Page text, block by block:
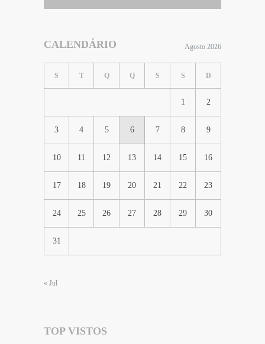
CALENDÁRIO Agosto 2026
S T Q Q S S D
1 2
3 4 5 6 7 8 9
10 11 12 13 14 15 16
17 18 19 20 21 22 23
24 25 26 27 28 29 30
31
« Jul
TOP VISTOS